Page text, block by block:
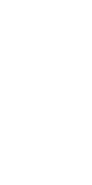
してい